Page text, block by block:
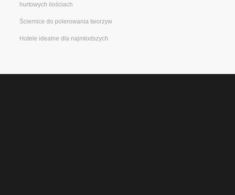
hurtowych ilościach
Ściernice do polerowania tworzyw
Hotele idealne dla najmłodszych